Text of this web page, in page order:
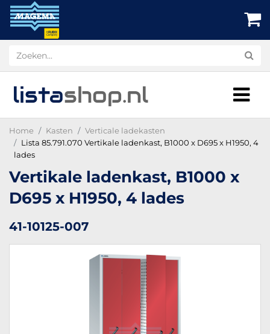
listashop.nl
Home Kasten
Verticale ladekasten
Lista 85.791.070 Vertikale ladenkast, B1000 x D695 x H1950, 4
lades
Vertikale ladenkast, B1000 x
D695 x H1950, 4 lades
41-10125-007